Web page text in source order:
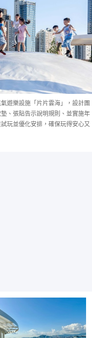
遊樂設施「片片雲海」，設計團
、張貼告示說明規則、並實施年
玩並優化安排，確保玩得安心又